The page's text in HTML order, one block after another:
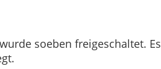
soeben freigeschaltet.